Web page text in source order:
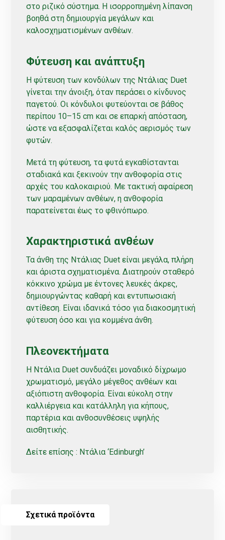
στο ριζικό σύστημα. Η ισορροπημένη λίπανση
βοηθά στη δημιουργία μεγάλων και
καλοσχηματισμένων ανθέων.
Φύτευση και ανάπτυξη
Η φύτευση των κονδύλων της Ντάλιας Duet
γίνεται την άνοιξη, όταν περάσει ο κίνδυνος
παγετού. Οι κόνδυλοι φυτεύονται σε βάθος
περίπου 10–15 cm και σε επαρκή απόσταση,
ώστε να εξασφαλίζεται καλός αερισμός των
φυτών.
Μετά τη φύτευση, τα φυτά εγκαθίστανται
σταδιακά και ξεκινούν την ανθοφορία στις
αρχές του καλοκαιριού. Με τακτική αφαίρεση
των μαραμένων ανθέων, η ανθοφορία
παρατείνεται έως το φθινόπωρο.
Χαρακτηριστικά ανθέων
Τα άνθη της Ντάλιας Duet είναι μεγάλα, πλήρη
και άριστα σχηματισμένα. Διατηρούν σταθερό
κόκκινο χρώμα με έντονες λευκές άκρες,
δημιουργώντας καθαρή και εντυπωσιακή
αντίθεση. Είναι ιδανικά τόσο για διακοσμητική
φύτευση όσο και για κομμένα άνθη.
Πλεονεκτήματα
Η Ντάλια Duet συνδυάζει μοναδικό δίχρωμο
χρωματισμό, μεγάλο μέγεθος ανθέων και
αξιόπιστη ανθοφορία. Είναι εύκολη στην
καλλιέργεια και κατάλληλη για κήπους,
παρτέρια και ανθοσυνθέσεις υψηλής
αισθητικής.
Δείτε επίσης : Ντάλια ‘Edinburgh’
Σχετικά προϊόντα